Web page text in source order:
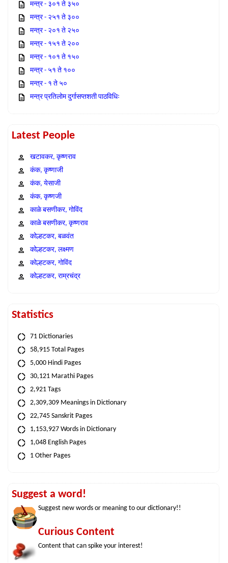
मन्त्र - ३०१ ते ३५०
मन्त्र - २५१ ते ३००
मन्त्र - २०१ ते २५०
मन्त्र - १५१ ते २००
मन्त्र - १०१ ते १५०
मन्त्र - ५१ ते १००
मन्त्र - १ ते ५०
मन्त्र प्रतिलोम दुर्गासप्तशती पाठविधिः
Latest People
खटावकर, कृष्णराव
कंक, कृष्णाजी
कंक, येसाजी
कंक, कृष्णजी
काळे बसणीकर, गोविंद
काळे बसणीकर, कृष्णराव
कोल्हटकर, बळवंत
कोल्हटकर, लक्ष्मण
कोल्हटकर, गोविंद
कोल्हटकर, राम्रचंद्र
Statistics
71 Dictionaries
58,915 Total Pages
5,000 Hindi Pages
30,121 Marathi Pages
2,921 Tags
2,309,309 Meanings in Dictionary
22,745 Sanskrit Pages
1,153,927 Words in Dictionary
1,048 English Pages
1 Other Pages
Suggest a word!
Suggest new words or meaning to our dictionary!!
Curious Content
Content that can spike your interest!